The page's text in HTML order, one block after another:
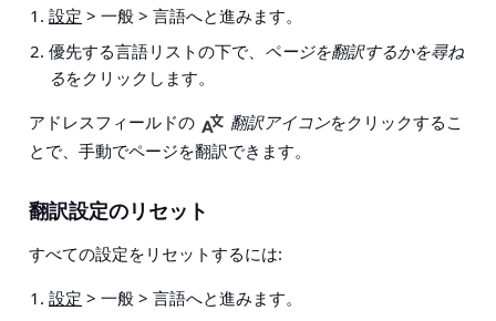
設定 > 一般 > 言語へと進みます。
優先する言語リストの下で、 ページを翻訳するかを尋ね
るをクリックします。
アドレスフィールドの
翻訳アイコンをクリックするこ
とで、手動でページを翻訳できます。
翻訳設定のリセット
すべての設定をリセットするには:
設定 > 一般 > 言語へと進みます。